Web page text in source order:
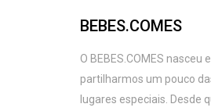
BEBES.COMES
O BEBES.COMES
partilharmos um pouco
lugares especiais. Desde